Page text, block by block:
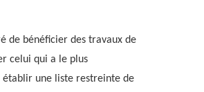
de bénéficier des travaux de
celui qui a le plus
établir une liste restreinte de